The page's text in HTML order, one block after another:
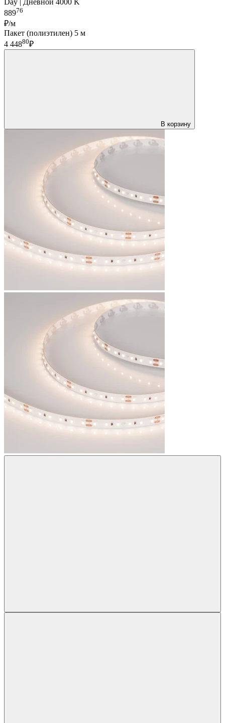
88976
₽/м
Пакет (полиэтилен) 5 м
4 44880₽
В корзину